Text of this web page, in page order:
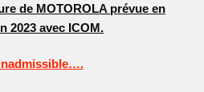
de MOTOROLA prévue en
2023 avec ICOM.